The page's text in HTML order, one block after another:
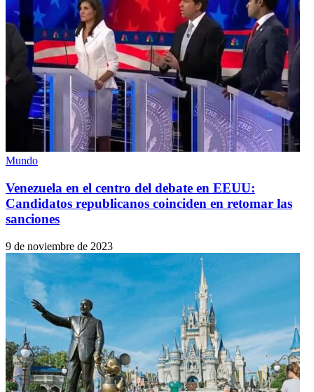
Mundo
Venezuela en el centro del debate en EEUU:
Candidatos republicanos coinciden en retomar las
sanciones
9 de noviembre de 2023